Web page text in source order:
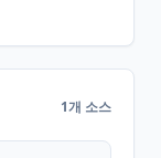
1개 소스